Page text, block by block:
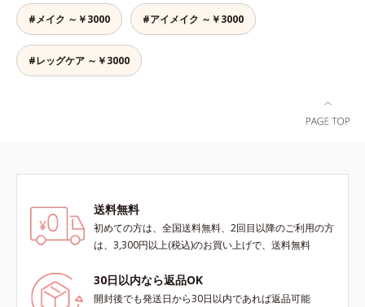
#メイク ～￥3000 #アイメイク ～￥3000
#レッグケア ～￥3000
送料無料
初めての方は、全国送料無料、2回目以降のご利用の方
は、3,300円以上(税込)のお買い上げで、送料無料
30日以内なら返品OK
開封後でも発送日から30日以内であれば返品可能